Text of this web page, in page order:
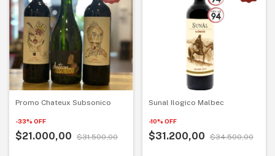
Promo Chateux Subsonico
-33% OFF
$21.000,00 $31.500,00
Sunal Ilogico Malbec
-10% OFF
$31.200,00 $34.500,00